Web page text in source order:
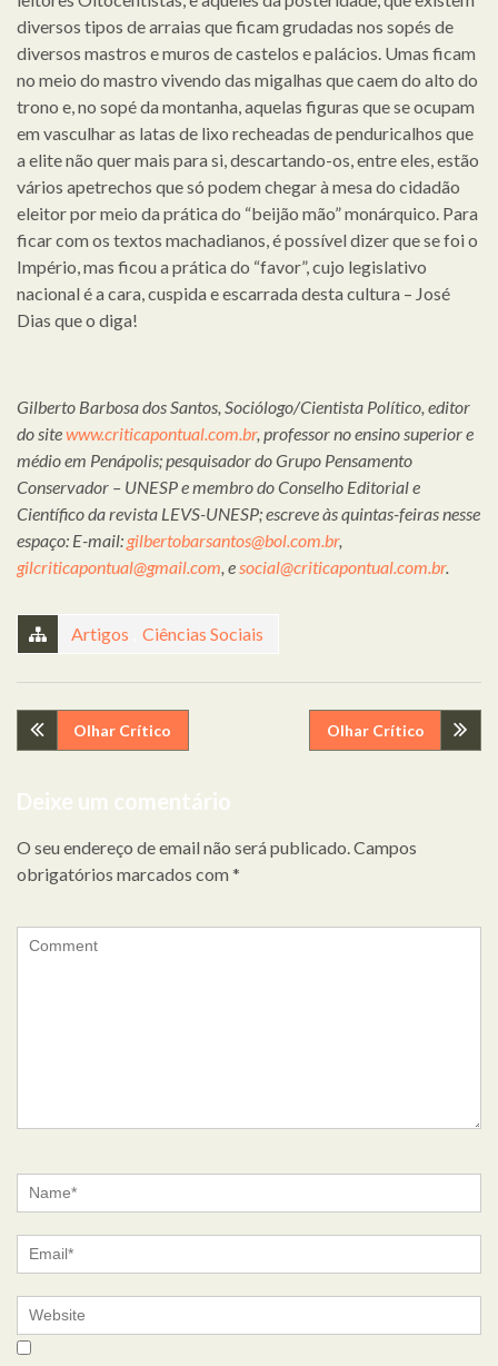
diversos tipos de arraias que ficam grudadas nos sopés de
diversos mastros e muros de castelos e palácios. Umas ficam
no meio do mastro vivendo das migalhas que caem do alto do
trono e, no sopé da montanha, aquelas figuras que se ocupam
em vasculhar as latas de lixo recheadas de penduricalhos que
a elite não quer mais para si, descartando-os, entre eles, estão
vários apetrechos que só podem chegar à mesa do cidadão
eleitor por meio da prática do “beijão mão” monárquico. Para
ficar com os textos machadianos, é possível dizer que se foi o
Império, mas ficou a prática do “favor”, cujo legislativo
nacional é a cara, cuspida e escarrada desta cultura – José
Dias que o diga!
Gilberto Barbosa dos Santos, Sociólogo/Cientista Político, editor
do sitewww.criticapontual.com.br, professor no ensino superior e
médio em Penápolis; pesquisador do Grupo Pensamento
Conservador – UNESP e membro do Conselho Editorial e
Científico da revista LEVS-UNESP; escreve às quintas-feiras nesse
espaço: E-mail: gilbertobarsantos@bol.com.br,
gilcriticapontual@gmail.com , e social@criticapontual.com.br.
Artigos Ciências Sociais
Navegação
de
artigos
Olhar Crítico Olhar Crítico
Deixe um comentário
O seu endereço de email não será publicado. Campos
obrigatórios marcados com *